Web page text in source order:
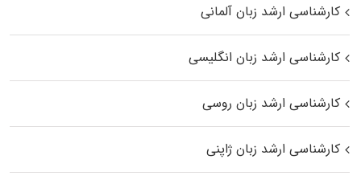
کارشناسی ارشد زبان آلمانی
کارشناسی ارشد زبان انگلیسی
کارشناسی ارشد زبان روسی
کارشناسی ارشد زبان ژاپنی